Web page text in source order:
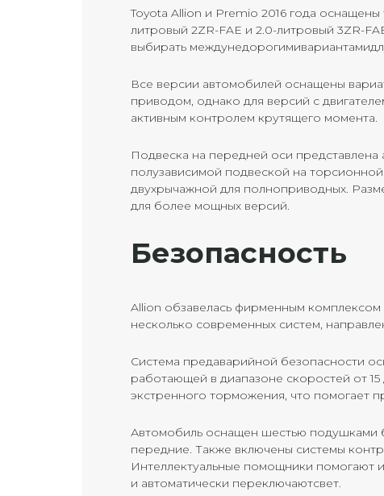
Toyota Allion и Premio 2016 года оснащены
литровый 2ZR-FAE и 2.0-литровый 3ZR-
выбирать
Все версии автомобилей оснащены
приводом, однако для версий с
активным контролем крутящего момента.
Подвеска на передней оси
полузависимой подвеской на
двухрычажной для полноприводных.
для более мощных версий.
Безопасность
Allion обзавелась фирменным комплексом
несколько современных систем,
Система предаварийной безопасности
работающей в диапазоне скоростей от
экстренного торможения, что помогает
Автомобиль оснащен шестью подушками
передние. Также включены системы
Интеллектуальные помощники помогают
и автоматически переключаютсвет.